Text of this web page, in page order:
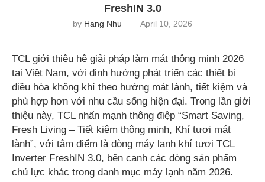
FreshIN 3.0
by Hang Nhu April 10, 2026
TCL giới thiệu hệ giải pháp làm mát thông minh 2026
tại Việt Nam, với định hướng phát triển các thiết bị
điều hòa không khí theo hướng mát lành, tiết kiệm và
phù hợp hơn với nhu cầu sống hiện đại. Trong lần giới
thiệu này, TCL nhấn mạnh thông điệp “Smart Saving,
Fresh Living – Tiết kiệm thông minh, Khí tươi mát
lành”, với tâm điểm là dòng máy lạnh khí tươi TCL
Inverter FreshIN 3.0, bên cạnh các dòng sản phẩm
chủ lực khác trong danh mục máy lạnh năm 2026.